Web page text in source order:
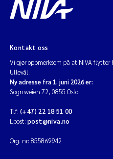
Kontakt oss
Vi gjør oppmerksom på at NIVA
Ullevål.
Ny adresse fra 1. juni 2026 er:
Sognsveien 72, 0855 Oslo.
Tlf: (+47) 22 18 51 00
Epost: post@niva.no
Org. nr: 855869942